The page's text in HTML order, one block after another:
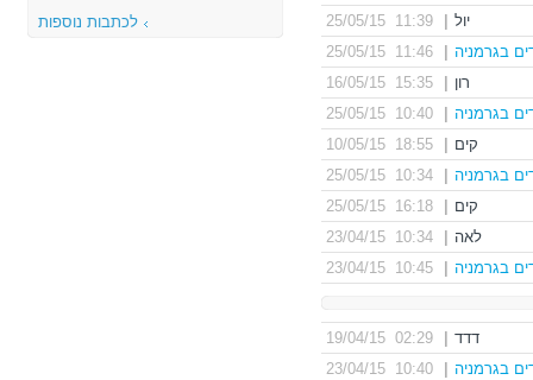
יול
11:39 25/05/15
בגרמניה
11:46 25/05/15
רון
15:35 16/05/15
בגרמניה
10:40 25/05/15
קים
18:55 10/05/15
בגרמניה
10:34 25/05/15
קים
16:18 25/05/15
לאה
10:34 23/04/15
בגרמניה
10:45 23/04/15
דדד
02:29 19/04/15
בגרמניה
10:40 23/04/15
לכתבות נוספות